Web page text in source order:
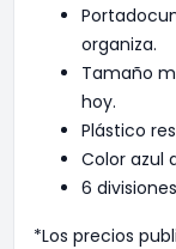
organiza.
Tamaño
hoy.
Plástico
Color azul
6
*Los precios